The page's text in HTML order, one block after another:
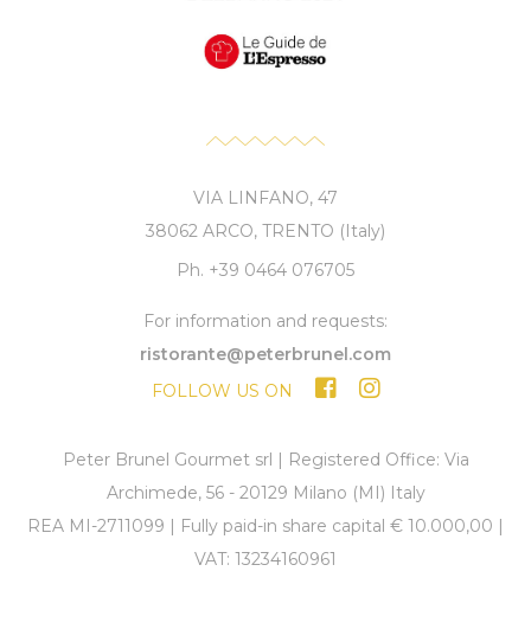
VIA LINFANO, 47
38062 ARCO, TRENTO (Italy)
Ph. +39 0464 076705
For information and requests:
ristorante@peterbrunel.com
FOLLOW US ON
Peter Brunel Gourmet srl | Registered Office: Via
Archimede, 56 - 20129 Milano (MI) Italy
REA MI-2711099 | Fully paid-in share capital € 10.000,00 |
VAT: 13234160961